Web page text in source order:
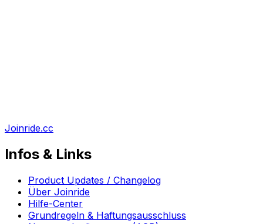
Joinride.cc
Infos & Links
Product Updates / Changelog
Über Joinride
Hilfe-Center
Grundregeln & Haftungsausschluss